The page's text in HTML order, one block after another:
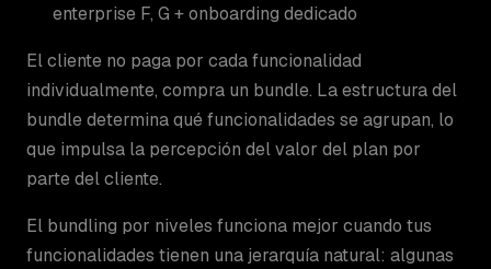
enterprise F, G + onboarding dedicado
El cliente no paga por cada funcionalidad
individualmente, compra un bundle. La estructura del
bundle determina qué funcionalidades se agrupan, lo
que impulsa la percepción del valor del plan por
parte del cliente.
El bundling por niveles funciona mejor cuando tus
funcionalidades tienen una jerarquía natural: algunas